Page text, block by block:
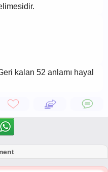
kalan 52 anlamı hayal